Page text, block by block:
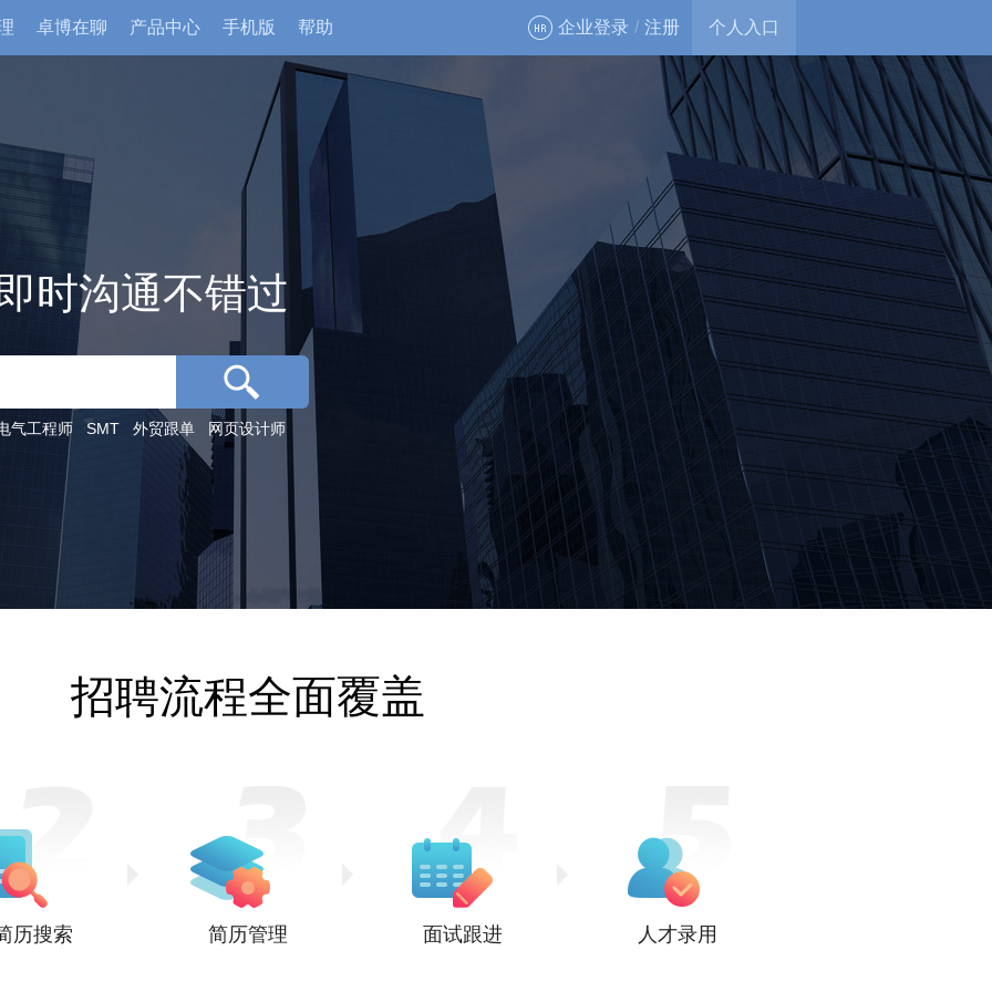
卓博在聊 产品中心 手机版 帮助 企业登录 / 注册 个人入口
时沟通不错过
气工程师 SMT 外贸跟单 网页设计师
招聘流程全面覆盖
历搜索 简历管理 面试跟进 人才录用